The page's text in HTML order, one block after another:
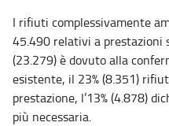
I rifiuti complessivamente
45.490 relativi a prestazioni
(23.279) è dovuto alla
esistente, il 23% (8.351)
prestazione, l’13% (4.878)
più necessaria.